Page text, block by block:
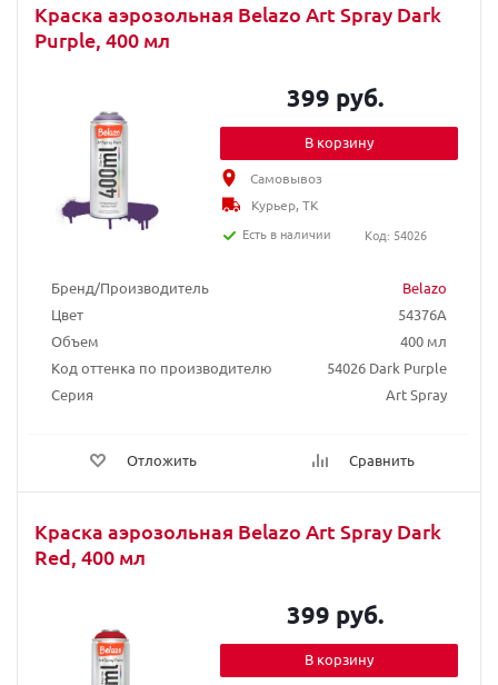
Краска аэрозольная Belazo Art Spray Dark
Purple, 400 мл
Бренд/Производитель
Belazo
Цвет
54376A
Объем
400 мл
Код оттенка по производителю
54026 Dark Purple
Серия
Art Spray
Отложить Сравнить
399 руб.
В корзину
Самовывоз
Курьер, ТК
Есть в наличии
Код: 54026
Краска аэрозольная Belazo Art Spray Dark
Red, 400 мл
399 руб.
В корзину